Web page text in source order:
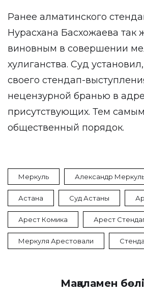
Ранее алматинского
Нурасхана Басхожаева так
виновным в совершении
хулиганства. Суд
своего стендап-
нецензурной бранью в
присутствующих. Тем
общественный порядок.
Меркуль Александр
Астана Суд Астаны
Арест Комика Арест
Меркуля Арестовали
Мақаламен